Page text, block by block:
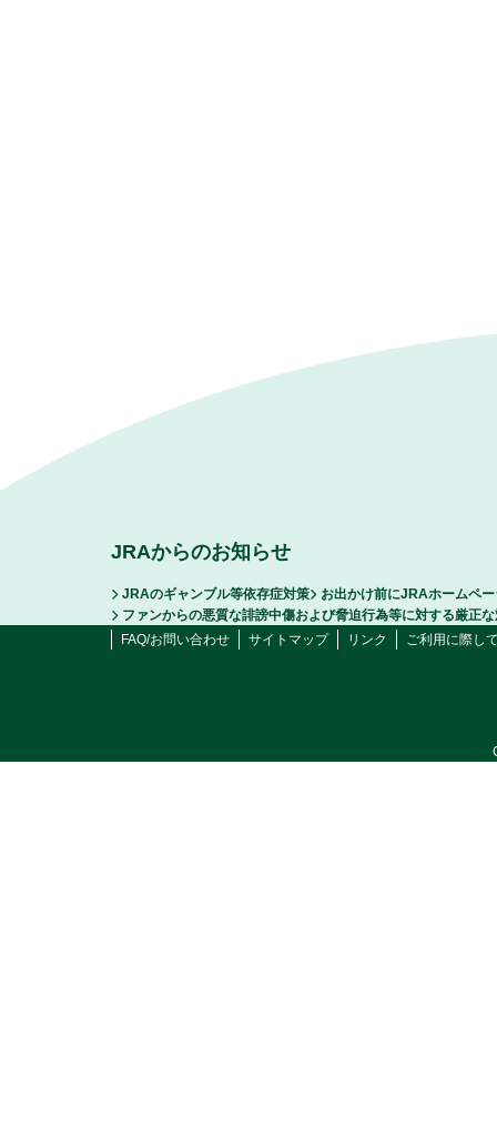
JRAからのお知らせ
JRAのギャンブル等依存症対策
お出かけ前にJRAホームペ
ファンからの悪質な誹謗中傷および脅迫行為等に対する厳正
FAQ/お問い合わせ
サイトマップ リンク ご利用に際し